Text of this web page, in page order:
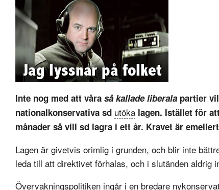
Inte nog med att våra så kallade liberala partier
nationalkonservativa sd utöka lagen. Istället för
månader så vill sd lagra i ett år. Kravet är
Lagen är givetvis orimlig i grunden, och blir inte
leda till att direktivet förhalas, och i slutänden aldrig
Övervakningspolitiken ingår i en bredare